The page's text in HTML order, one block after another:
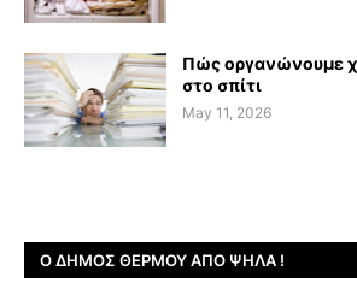
Πώς οργανώνουμε
στο σπίτι
May 11, 2026
Ο ΔΉΜΟΣ ΘΈΡΜΟΥ ΑΠΌ ΨΗΛΆ !